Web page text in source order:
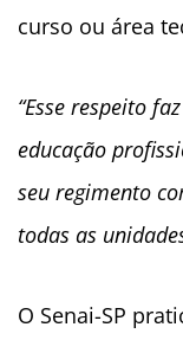
curso ou área
“Esse respeito
educação
seu regimento
todas as
O Senai-SP